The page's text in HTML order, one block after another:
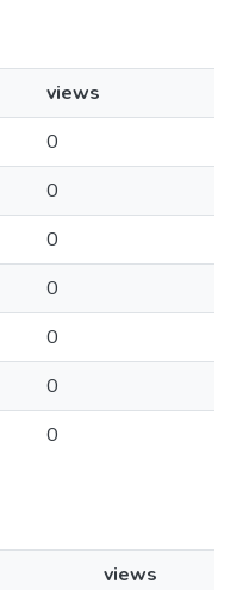
views
0
0
0
0
0
0
0
views